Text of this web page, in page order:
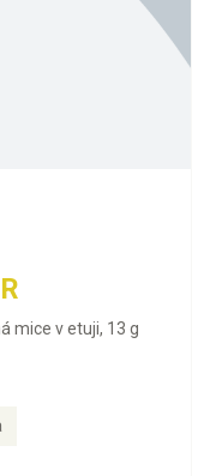
mice v etuji, 13 g